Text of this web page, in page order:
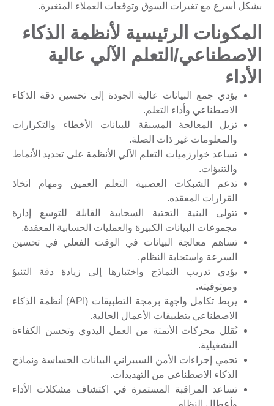
بشكل أسرع مع تغيرات السوق وتوقعات العملاء المتغيرة.
المكونات الرئيسية لأنظمة الذكاء
الاصطناعي/التعلم الآلي عالية
الأداء
يؤدي جمع البيانات عالية الجودة إلى تحسين دقة الذكاء
الاصطناعي وأداء التعلم.
تزيل المعالجة المسبقة للبيانات الأخطاء والتكرارات
والمعلومات غير ذات الصلة.
تساعد خوارزميات التعلم الآلي الأنظمة على تحديد الأنماط
والتنبؤات.
تدعم الشبكات العصبية التعلم العميق ومهام اتخاذ
القرارات المعقدة.
تتولى البنية التحتية السحابية القابلة للتوسع إدارة
مجموعات البيانات الكبيرة والعمليات الحسابية المعقدة.
تساهم معالجة البيانات في الوقت الفعلي في تحسين
السرعة واستجابة النظام.
يؤدي تدريب النماذج واختبارها إلى زيادة دقة التنبؤ
وموثوقيته.
يربط تكامل واجهة برمجة التطبيقات (API) أنظمة الذكاء
الاصطناعي بتطبيقات الأعمال الحالية.
تُقلل محركات الأتمتة من العمل اليدوي وتحسن الكفاءة
التشغيلية.
تحمي إجراءات الأمن السيبراني البيانات الحساسة ونماذج
الذكاء الاصطناعي من التهديدات.
تساعد المراقبة المستمرة في اكتشاف مشكلات الأداء